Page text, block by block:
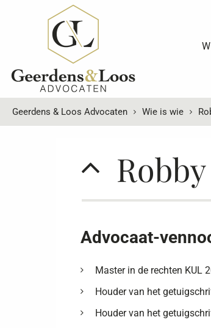
Geerdens & Loos Advocaten Wie is wie
Advocaat-
Master in de rechten KUL
Houder van het
Houder van het